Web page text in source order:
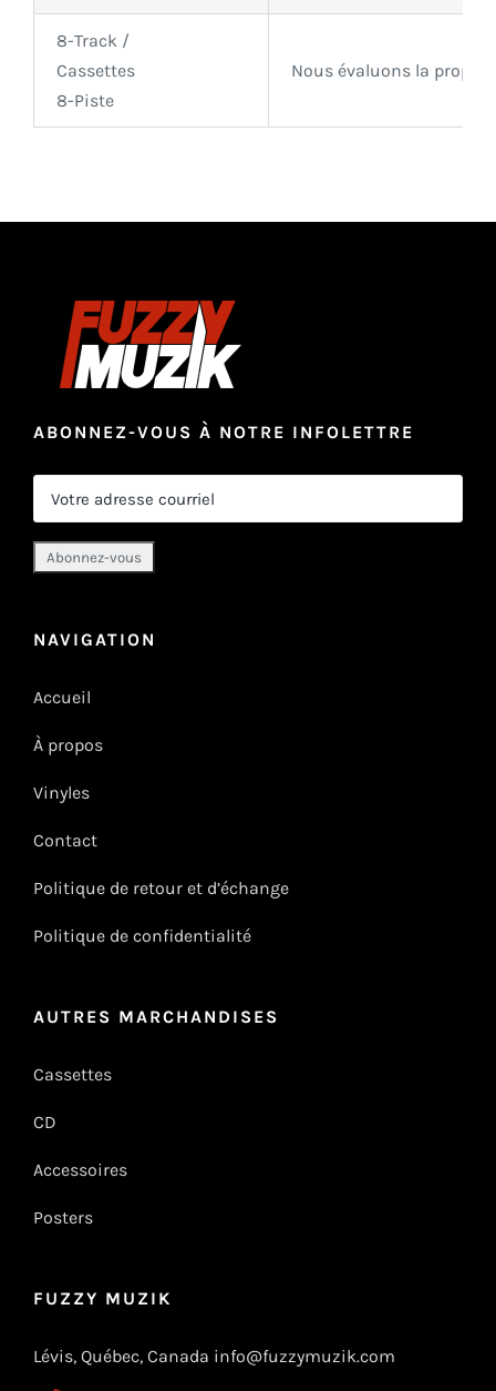
8-Track /
Cassettes
8-Piste
Nous évaluons la
ABONNEZ-VOUS À NOTRE INFOLETTRE
NAVIGATION
Accueil
À propos
Vinyles
Contact
Politique de retour et d’échange
Politique de confidentialité
AUTRES MARCHANDISES
Cassettes
CD
Accessoires
Posters
FUZZY MUZIK
Lévis, Québec, Canada info@fuzzymuzik.com